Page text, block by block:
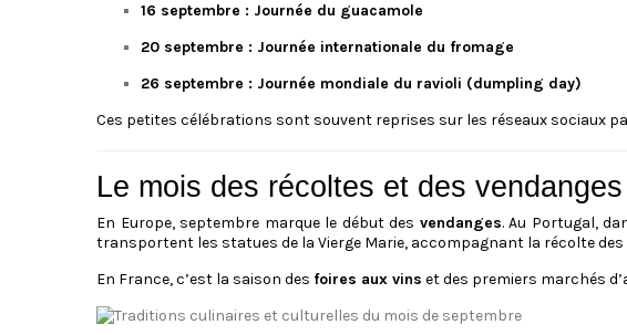
16 septembre : Journée du guacamole
20 septembre : Journée internationale du fromage
26 septembre : Journée mondiale du ravioli (dumpling day)
Ces petites célébrations sont souvent reprises sur les réseaux sociaux
Le mois des récoltes et des vendanges
En Europe, septembre marque le début des vendanges. Au Portugal,
transportent les statues de la Vierge Marie, accompagnant la récolte des
En France, c’est la saison des foires aux vins et des premiers marchés